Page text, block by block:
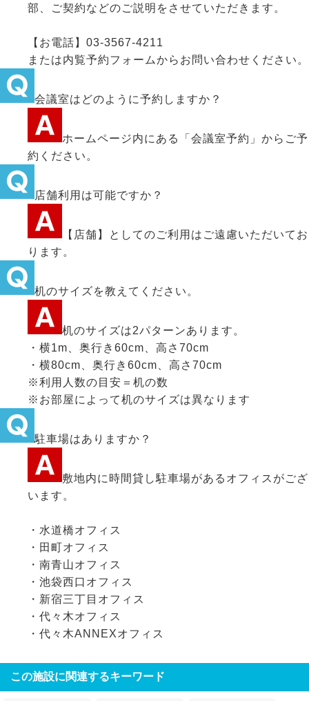
部、ご契約などのご説明をさせていただきます。
【お電話】03-3567-4211
または内覧予約フォームからお問い合わせください。
会議室はどのように予約しますか？
ホームページ内にある「会議室予約」からご予
約ください。
店舗利用は可能ですか？
【店舗】としてのご利用はご遠慮いただいてお
ります。
机のサイズを教えてください。
机のサイズは2パターンあります。
・横1m、奥行き60cm、高さ70cm
・横80cm、奥行き60cm、高さ70cm
※利用人数の目安＝机の数
※お部屋によって机のサイズは異なります
駐車場はありますか？
敷地内に時間貸し駐車場があるオフィスがござ
います。
・水道橋オフィス
・田町オフィス
・南青山オフィス
・池袋西口オフィス
・新宿三丁目オフィス
・代々木オフィス
・代々木ANNEXオフィス
この施設に関連するキーワード